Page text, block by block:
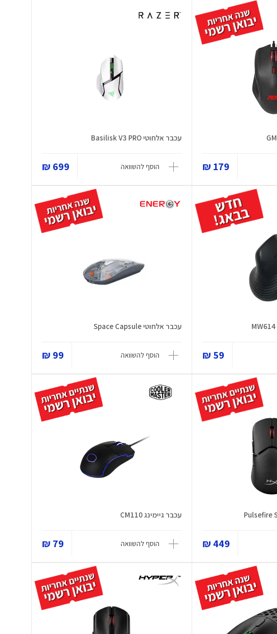
179 ₪
עכבר אלחוטי Basilisk V3 PRO
הוסף להשוואה 699 ₪
59 ₪
עכבר אלחוטי Space Capsule
הוסף להשוואה 99 ₪
449 ₪
עכבר גיימינג CM110
הוסף להשוואה 79 ₪